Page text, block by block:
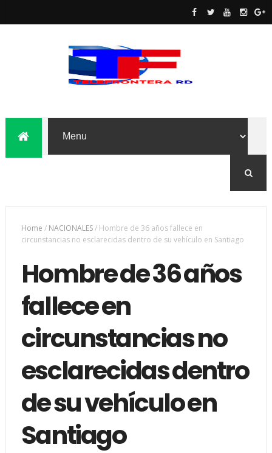
Home / NACIONALES/ Hombre de 36 años fallece en
circunstancias no esclarecidas dentro de su vehículo en Santiago
Hombre de 36 años
fallece en
circunstancias no
esclarecidas dentro
de su vehículo en
Santiago